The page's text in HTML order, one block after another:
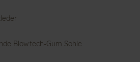
Blowtech-Gum Sohle